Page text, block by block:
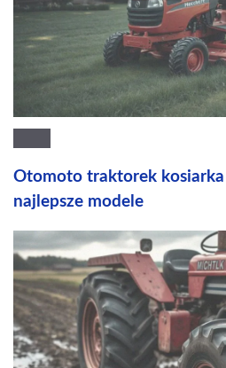
Otomoto traktorek kosiarka
najlepsze modele